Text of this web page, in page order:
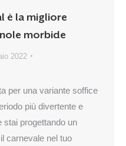
è la migliore
morbide
2022
per una variante soffice
più divertente e
stai progettando un
carnevale nel tuo